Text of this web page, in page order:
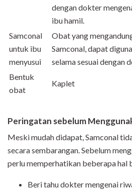
dengan dokter
ibu hamil.
Samconal
untuk ibu
menyusui
Obat yang
Samconal, dapat
selama sesuai dengan
Bentuk
obat
Kaplet
Peringatan sebelum
Meski mudah didapat, Samconal
secara sembarangan. Sebelum
perlu memperhatikan beberapa hal
Beri tahu dokter mengenai